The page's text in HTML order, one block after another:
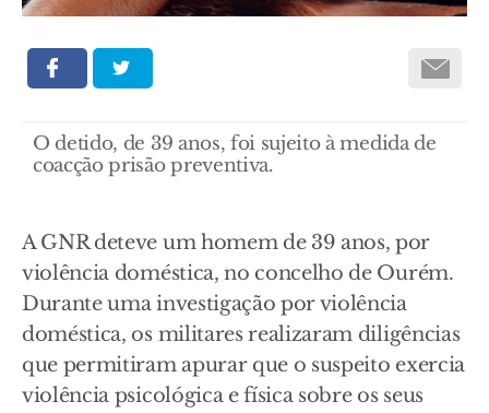
O detido, de 39 anos, foi sujeito à medida de
coacção prisão preventiva.
A GNR deteve um homem de 39 anos, por
violência doméstica, no concelho de Ourém.
Durante uma investigação por violência
doméstica, os militares realizaram diligências
que permitiram apurar que o suspeito exercia
violência psicológica e física sobre os seus